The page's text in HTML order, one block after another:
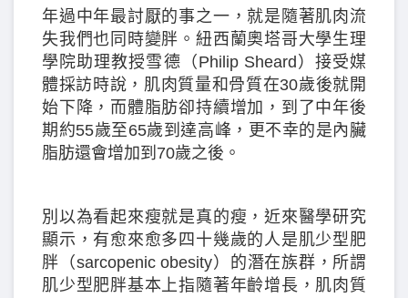
年過中年最討厭的事之一，就是隨著肌肉流
失我們也同時變胖。紐西蘭奧塔哥大學生理
學院助理教授雪德（Philip Sheard）接受媒
體採訪時說，肌肉質量和骨質在30歲後就開
始下降，而體脂肪卻持續增加，到了中年後
期約55歲至65歲到達高峰，更不幸的是內臟
脂肪還會增加到70歲之後。
別以為看起來瘦就是真的瘦，近來醫學研究
顯示，有愈來愈多四十幾歲的人是肌少型肥
胖（sarcopenic obesity）的潛在族群，所謂
肌少型肥胖基本上指隨著年齡增長，肌肉質